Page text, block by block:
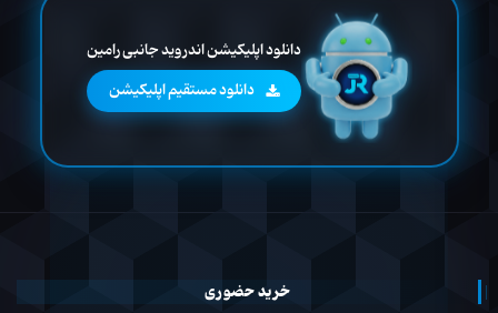
دانلود اپلیکیشن اندروید جانبی رامین
دانلود مستقیم اپلیکیشن
خرید حضوری